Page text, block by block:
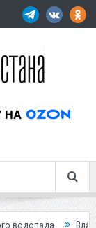
Власти Махачкалы